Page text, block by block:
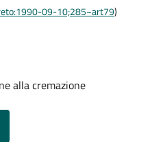
09-10;285~art79)
alla cremazione